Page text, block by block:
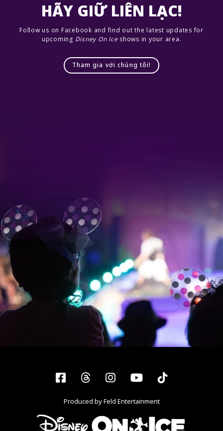
HÃY GIỮ LIÊN LẠC!
Follow us on Facebook and find out the latest updates for
upcoming Disney On Iceshows in your area.
Tham gia với chúng tôi!
Facebook
ThreadsInstagram
YouTubeTiktok
Produced by Feld Entertainment